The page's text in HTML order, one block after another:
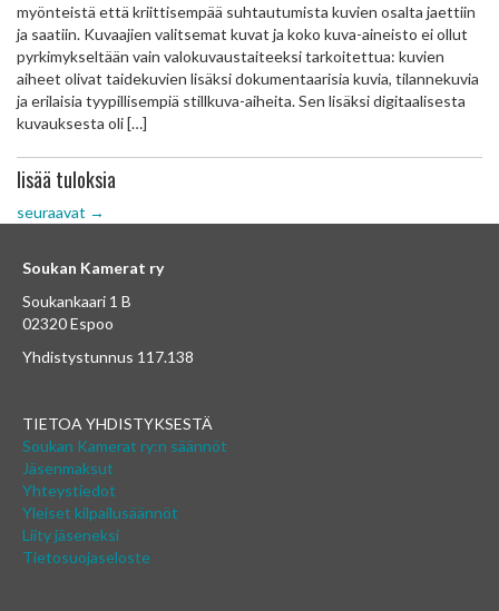
myönteistä että kriittisempää suhtautumista kuvien osalta jaettiin
ja saatiin. Kuvaajien valitsemat kuvat ja koko kuva-aineisto ei ollut
pyrkimykseltään vain valokuvaustaiteeksi tarkoitettua: kuvien
aiheet olivat taidekuvien lisäksi dokumentaarisia kuvia, tilannekuvia
ja erilaisia tyypillisempiä stillkuva-aiheita. Sen lisäksi digitaalisesta
kuvauksesta oli […]
lisää tuloksia
seuraavat →
Soukan Kamerat ry
Soukankaari 1 B
02320 Espoo
Yhdistystunnus 117.138
TIETOA YHDISTYKSESTÄ
Soukan Kamerat ry:n säännöt
Jäsenmaksut
Yhteystiedot
Yleiset kilpailusäännöt
Liity jäseneksi
Tietosuojaseloste